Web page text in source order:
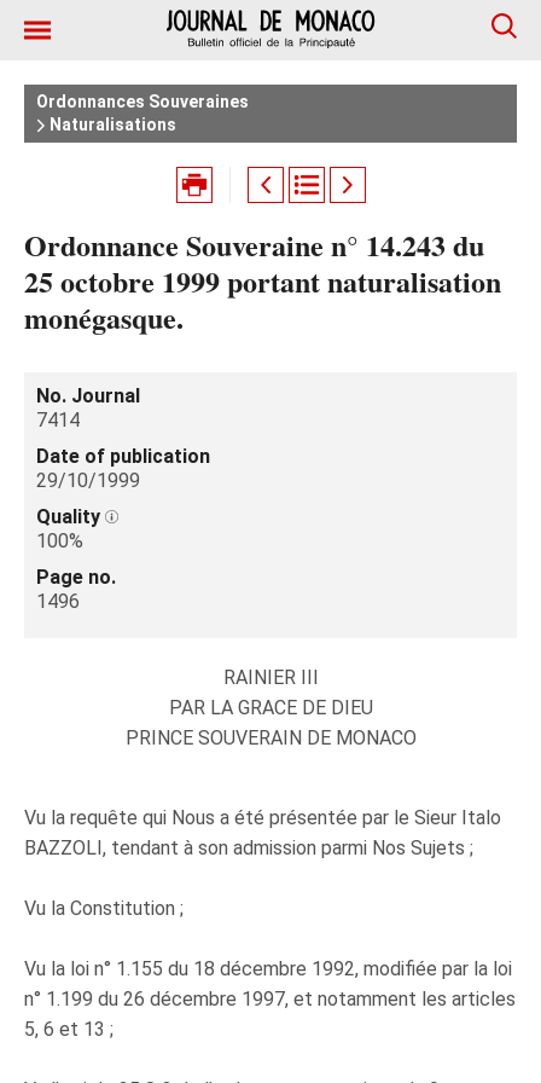
Ordonnances Souveraines
Naturalisations
Ordonnance Souveraine n° 14.243 du
25 octobre 1999 portant naturalisation
monégasque.
No. Journal
7414
Date of publication
29/10/1999
Quality
100%
Page no.
1496
RAINIER III
PAR LA GRACE DE DIEU
PRINCE SOUVERAIN DE MONACO
Vu la requête qui Nous a été présentée par le Sieur Italo
BAZZOLI, tendant à son admission parmi Nos Sujets ;
Vu la Constitution ;
Vu la loi n° 1.155 du 18 décembre 1992, modifiée par la loi
n° 1.199 du 26 décembre 1997, et notamment les articles
5, 6 et 13 ;